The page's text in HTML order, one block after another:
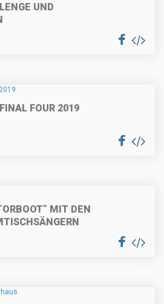
UND
FOUR 2019
MIT DEN